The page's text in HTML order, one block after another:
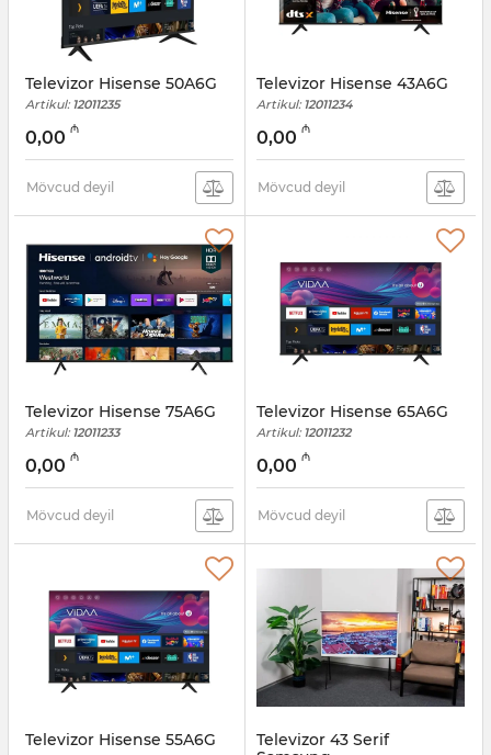
Televizor Hisense 50A6G
Artikul: 12011235
0,00 ₼
Mövcud deyil
Televizor Hisense 43A6G
Artikul: 12011234
0,00 ₼
Mövcud deyil
Televizor Hisense 75A6G
Artikul: 12011233
0,00 ₼
Mövcud deyil
Televizor Hisense 65A6G
Artikul: 12011232
0,00 ₼
Mövcud deyil
Televizor Hisense 55A6G
Televizor 43 Serif